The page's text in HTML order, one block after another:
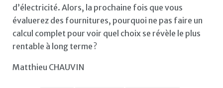
d’électricité. Alors, la prochaine fois que vous
évaluerez des fournitures, pourquoi ne pas faire un
calcul complet pour voir quel choix se révèle le plus
rentable à long terme ?
Matthieu CHAUVIN